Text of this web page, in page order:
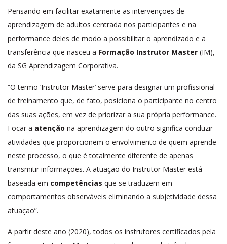
Pensando em facilitar exatamente as intervenções de
aprendizagem de adultos centrada nos participantes e na
performance deles de modo a possibilitar o aprendizado e a
transferência que nasceu a Formação Instrutor Master (IM),
da SG Aprendizagem Corporativa.
“O termo ‘Instrutor Master’ serve para designar um profissional
de treinamento que, de fato, posiciona o participante no centro
das suas ações, em vez de priorizar a sua própria performance.
Focar a atenção na aprendizagem do outro significa conduzir
atividades que proporcionem o envolvimento de quem aprende
neste processo, o que é totalmente diferente de apenas
transmitir informações. A atuação do Instrutor Master está
baseada em competências que se traduzem em
comportamentos observáveis eliminando a subjetividade dessa
atuação”.
A partir deste ano (2020), todos os instrutores certificados pela